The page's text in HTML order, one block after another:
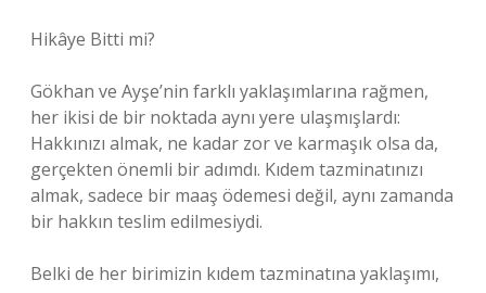
Hikâye Bitti mi?
Gökhan ve Ayşe’nin farklı yaklaşımlarına rağmen,
her ikisi de bir noktada aynı yere ulaşmışlardı:
Hakkınızı almak, ne kadar zor ve karmaşık olsa da,
gerçekten önemli bir adımdı. Kıdem tazminatınızı
almak, sadece bir maaş ödemesi değil, aynı zamanda
bir hakkın teslim edilmesiydi.
Belki de her birimizin kıdem tazminatına yaklaşımı,